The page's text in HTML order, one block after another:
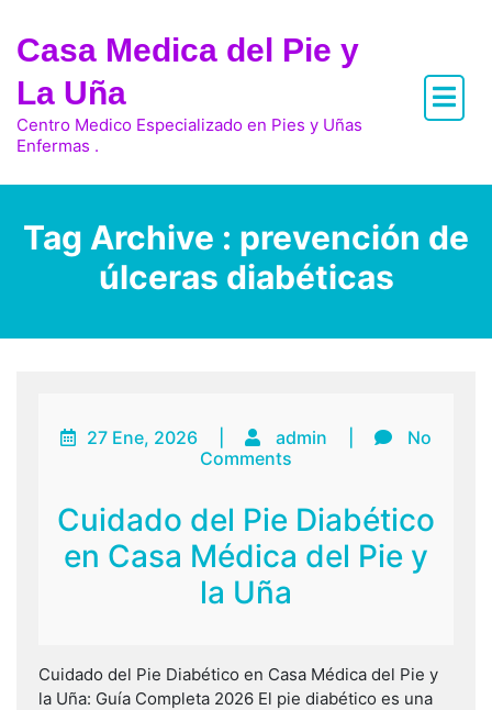
content
Casa Medica del Pie y
La Uña
Centro Medico Especializado en Pies y Uñas
Enfermas .
Tag Archive : prevención de
úlceras diabéticas
27 Ene, 2026 admin
No
Comments
Cuidado del Pie Diabético
en Casa Médica del Pie y
la Uña
Cuidado del Pie Diabético en Casa Médica del Pie y
la Uña: Guía Completa 2026 El pie diabético es una